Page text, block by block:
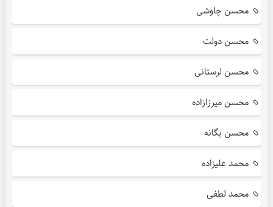
محسن چاوشی
محسن دولت
محسن لرستانی
محسن میرزازاده
محسن یگانه
محمد علیزاده
محمد لطفی